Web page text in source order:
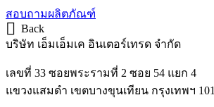
สอบถามผลิตภัณฑ์
Back
บริษัท เอ็มเอ็มเค อินเตอร์เทรด จำกัด
เลขที่ 33 ซอยพระรามที่ 2 ซอย 54 แยก 4
แขวงแสมดำ เขตบางขุนเทียน กรุงเทพฯ